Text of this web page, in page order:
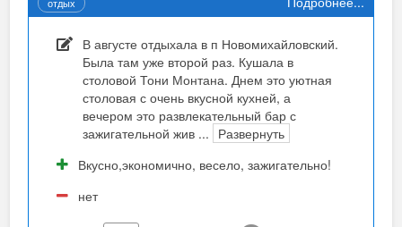
В августе отдыхала в п Новомихайловский.
Была там уже второй раз. Кушала в
столовой Тони Монтана. Днем это уютная
столовая с очень вкусной кухней, а
вечером это развлекательный бар с
зажигательной жив ... Развернуть
Вкусно,экономично, весело, зажигательно!
нет